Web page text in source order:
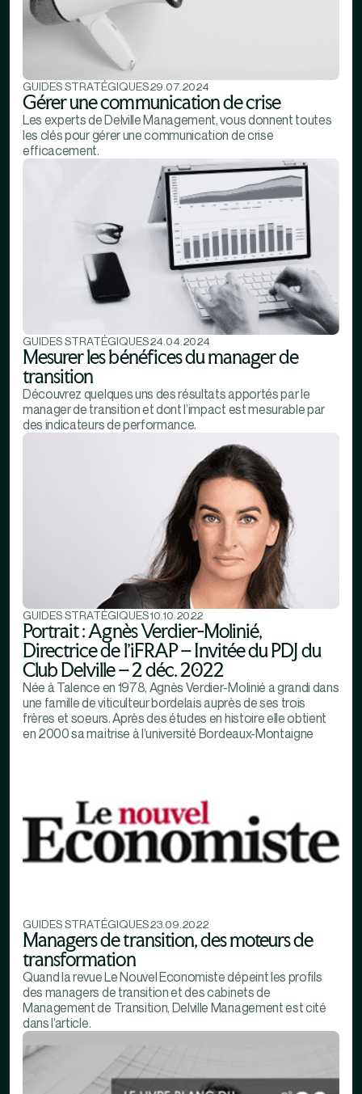
GUIDES STRATÉGIQUES29.07.2024
Gérer une communication de crise
Les experts de Delville Management, vous donnent toutes
les clés pour gérer une communication de crise
efficacement.
GUIDES STRATÉGIQUES24.04.2024
Mesurer les bénéfices du manager de
transition
Découvrez quelques uns des résultats apportés par le
manager de transition et dont l’impact est mesurable par
des indicateurs de performance.
GUIDES STRATÉGIQUES10.10.2022
Portrait : Agnès Verdier-Molinié,
Directrice de l’iFRAP – Invitée du PDJ du
Club Delville – 2 déc. 2022
Née à Talence en 1978, Agnès Verdier-Molinié a grandi dans
une famille de viticulteur bordelais auprès de ses trois
frères et soeurs. Après des études en histoire elle obtient
en 2000 sa maitrise à l’université Bordeaux-Montaigne
GUIDES STRATÉGIQUES23.09.2022
Managers de transition, des moteurs de
transformation
Quand la revue Le Nouvel Economiste dépeint les profils
des managers de transition et des cabinets de
Management de Transition, Delville Management est cité
dans l’article.